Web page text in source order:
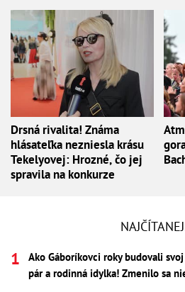
Drsná rivalita! Známa
hlásateľka nezniesla krásu
Tekelyovej: Hrozné, čo jej
spravila na konkurze
Ako Gáboríkovci roky budovali
pár a rodinná idylka! Zmenilo sa